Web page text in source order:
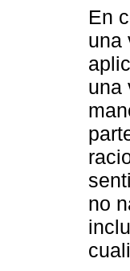
En
una
una
no